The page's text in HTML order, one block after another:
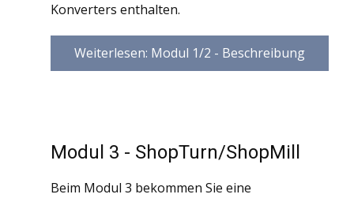
Konverters enthalten.
Weiterlesen: Modul 1/2 - Beschreibung
Modul 3 - ShopTurn/ShopMill
Beim Modul 3 bekommen Sie eine